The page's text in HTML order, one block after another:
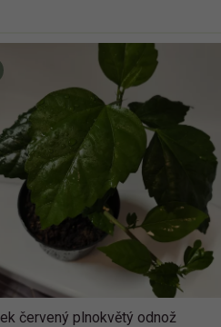
červený plnokvětý odnož